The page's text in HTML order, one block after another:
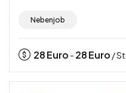
Nebenjob
28Euro - 28Euro /